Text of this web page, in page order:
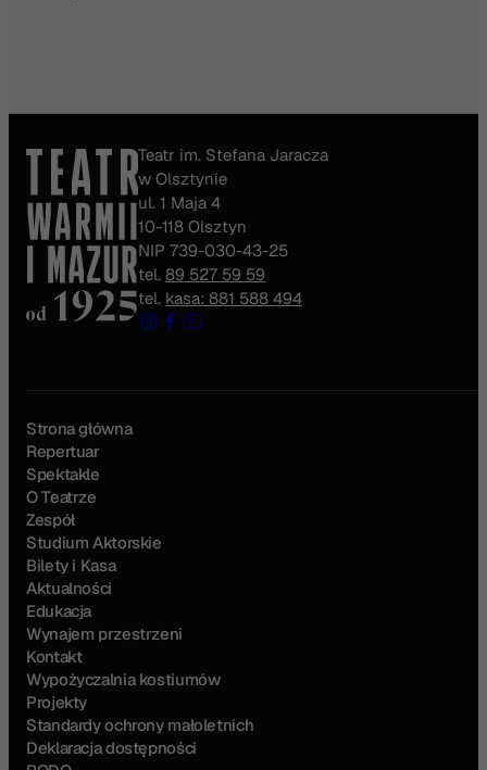
Teatr im. Stefana Jaracza
w Olsztynie
ul. 1 Maja 4
10-118 Olsztyn
NIP 739-030-43-25
tel. 89 527 59 59
tel. kasa: 881 588 494
Strona główna
Repertuar
Spektakle
O Teatrze
Zespół
Studium Aktorskie
Bilety i Kasa
Aktualności
Edukacja
Wynajem przestrzeni
Kontakt
Wypożyczalnia kostiumów
Projekty
Standardy ochrony małoletnich
Deklaracja dostępności